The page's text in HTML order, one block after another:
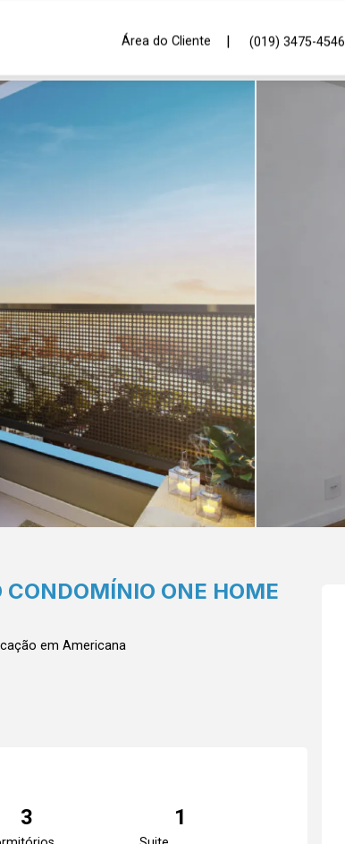
Área do Cliente | (019) 3475-4546
CONDOMÍNIO ONE HOME
em Americana
3 1